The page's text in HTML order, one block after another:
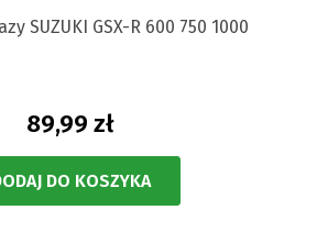
SUZUKI GSX-R 600 750 1000
89,99 zł
DO KOSZYKA